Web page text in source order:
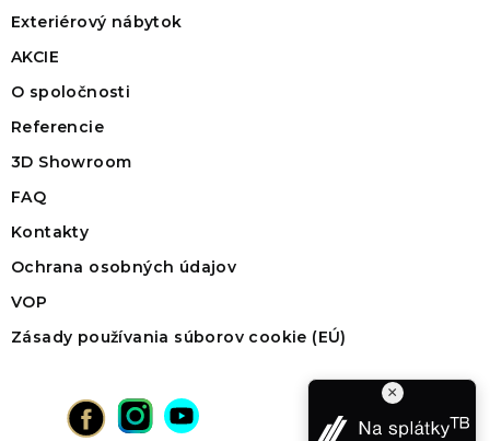
Exteriérový nábytok
AKCIE
O spoločnosti
Referencie
3D Showroom
FAQ
Kontakty
Ochrana osobných údajov
VOP
Zásady používania súborov cookie (EÚ)
×